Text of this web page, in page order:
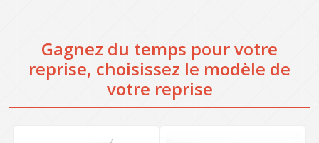
Gagnez du temps pour votre
reprise, choisissez le modèle de
votre reprise